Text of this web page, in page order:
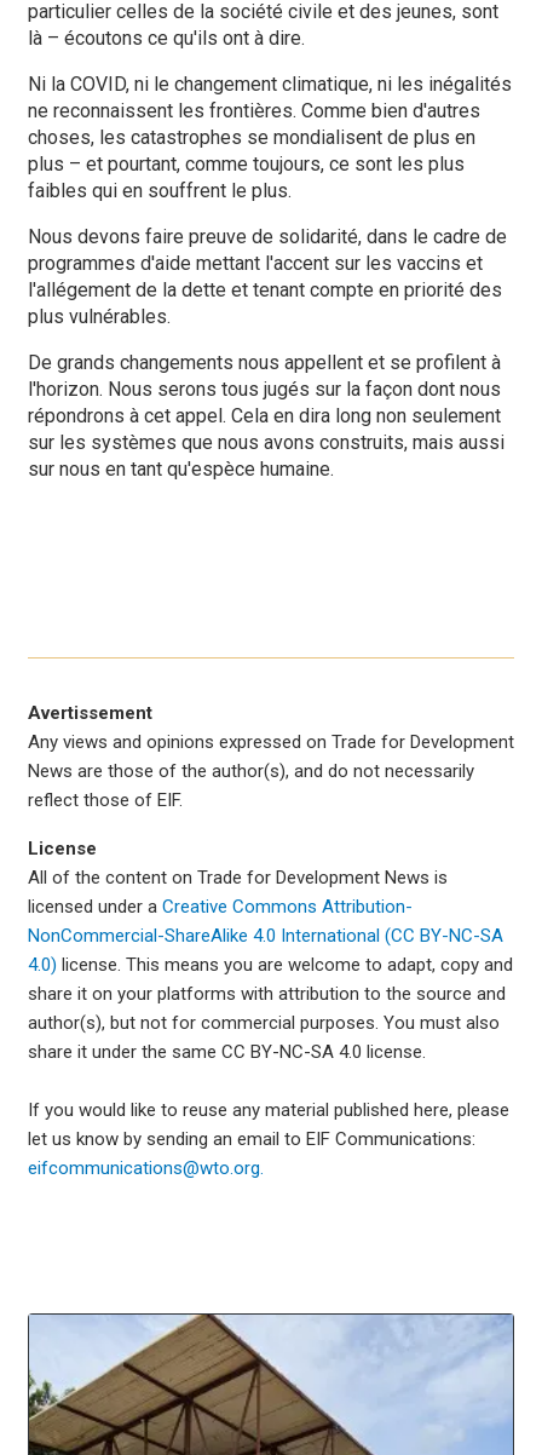
particulier celles de la société civile et des jeunes, sont
là – écoutons ce qu'ils ont à dire.
Ni la COVID, ni le changement climatique, ni les inégalités
ne reconnaissent les frontières. Comme bien d'autres
choses, les catastrophes se mondialisent de plus en
plus – et pourtant, comme toujours, ce sont les plus
faibles qui en souffrent le plus.
Nous devons faire preuve de solidarité, dans le cadre de
programmes d'aide mettant l'accent sur les vaccins et
l'allégement de la dette et tenant compte en priorité des
plus vulnérables.
De grands changements nous appellent et se profilent à
l'horizon. Nous serons tous jugés sur la façon dont nous
répondrons à cet appel. Cela en dira long non seulement
sur les systèmes que nous avons construits, mais aussi
sur nous en tant qu'espèce humaine.
Avertissement
Any views and opinions expressed on Trade for Development
News are those of the author(s), and do not necessarily
reflect those of EIF.
License
All of the content on Trade for Development News is
licensed under a Creative Commons Attribution-
NonCommercial-ShareAlike 4.0 International (CC BY-NC-SA
4.0) license. This means you are welcome to adapt, copy and
share it on your platforms with attribution to the source and
author(s), but not for commercial purposes. You must also
share it under the same CC BY-NC-SA 4.0 license.
If you would like to reuse any material published here, please
let us know by sending an email to EIF Communications:
eifcommunications@wto.org.